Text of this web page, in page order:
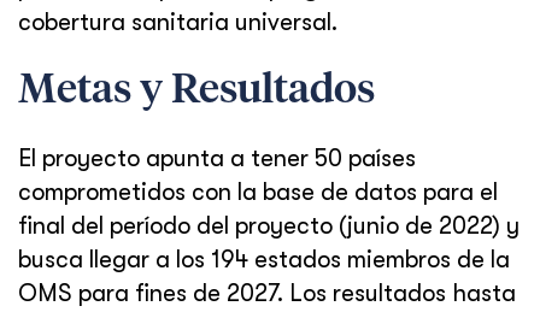
cobertura sanitaria universal.
Metas y Resultados
El proyecto apunta a tener 50 países
comprometidos con la base de datos para el
final del período del proyecto (junio de 2022) y
busca llegar a los 194 estados miembros de la
OMS para fines de 2027. Los resultados hasta